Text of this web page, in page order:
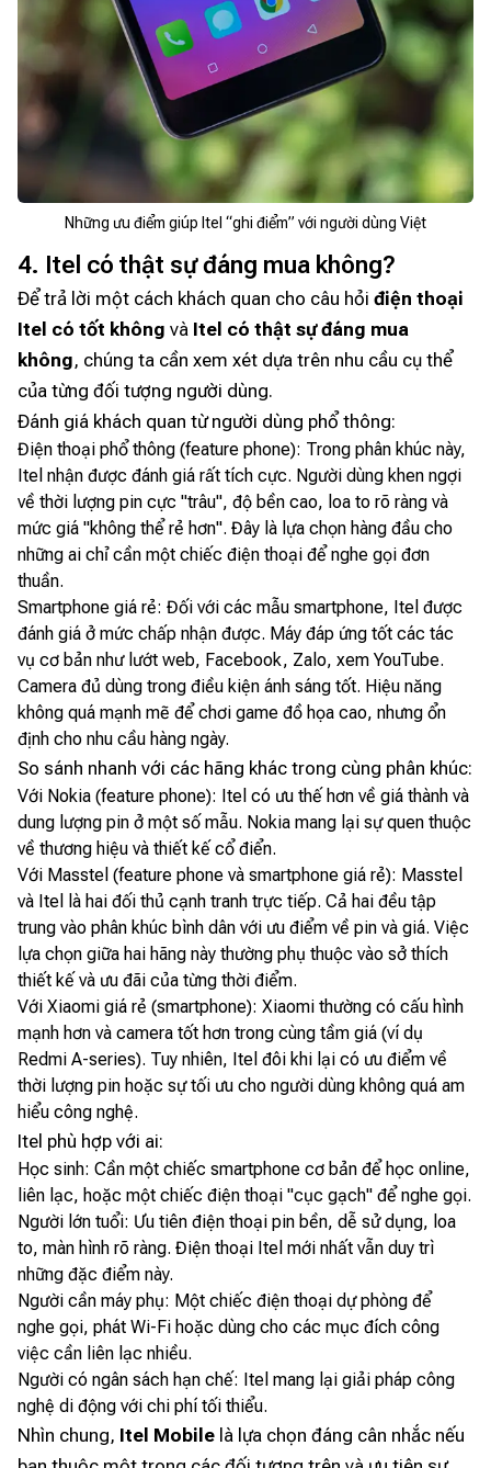
Những ưu điểm giúp Itel “ghi điểm” với người dùng Việt
4. Itel có thật sự đáng mua không?
Để trả lời một cách khách quan cho câu hỏi điện thoại
Itel có tốt không và Itel có thật sự đáng mua
không, chúng ta cần xem xét dựa trên nhu cầu cụ thể
của từng đối tượng người dùng.
Đánh giá khách quan từ người dùng phổ thông:
Điện thoại phổ thông (feature phone): Trong phân khúc này,
Itel nhận được đánh giá rất tích cực. Người dùng khen ngợi
về thời lượng pin cực "trâu", độ bền cao, loa to rõ ràng và
mức giá "không thể rẻ hơn". Đây là lựa chọn hàng đầu cho
những ai chỉ cần một chiếc điện thoại để nghe gọi đơn
thuần.
Smartphone giá rẻ: Đối với các mẫu smartphone, Itel được
đánh giá ở mức chấp nhận được. Máy đáp ứng tốt các tác
vụ cơ bản như lướt web, Facebook, Zalo, xem YouTube.
Camera đủ dùng trong điều kiện ánh sáng tốt. Hiệu năng
không quá mạnh mẽ để chơi game đồ họa cao, nhưng ổn
định cho nhu cầu hàng ngày.
So sánh nhanh với các hãng khác trong cùng phân khúc:
Với Nokia (feature phone): Itel có ưu thế hơn về giá thành và
dung lượng pin ở một số mẫu. Nokia mang lại sự quen thuộc
về thương hiệu và thiết kế cổ điển.
Với Masstel (feature phone và smartphone giá rẻ): Masstel
và Itel là hai đối thủ cạnh tranh trực tiếp. Cả hai đều tập
trung vào phân khúc bình dân với ưu điểm về pin và giá. Việc
lựa chọn giữa hai hãng này thường phụ thuộc vào sở thích
thiết kế và ưu đãi của từng thời điểm.
Với Xiaomi giá rẻ (smartphone): Xiaomi thường có cấu hình
mạnh hơn và camera tốt hơn trong cùng tầm giá (ví dụ
Redmi A-series). Tuy nhiên, Itel đôi khi lại có ưu điểm về
thời lượng pin hoặc sự tối ưu cho người dùng không quá am
hiểu công nghệ.
Itel phù hợp với ai:
Học sinh: Cần một chiếc smartphone cơ bản để học online,
liên lạc, hoặc một chiếc điện thoại "cục gạch" để nghe gọi.
Người lớn tuổi: Ưu tiên điện thoại pin bền, dễ sử dụng, loa
to, màn hình rõ ràng. Điện thoại Itel mới nhất vẫn duy trì
những đặc điểm này.
Người cần máy phụ: Một chiếc điện thoại dự phòng để
nghe gọi, phát Wi-Fi hoặc dùng cho các mục đích công
việc cần liên lạc nhiều.
Người có ngân sách hạn chế: Itel mang lại giải pháp công
nghệ di động với chi phí tối thiểu.
Nhìn chung, Itel Mobile là lựa chọn đáng cân nhắc nếu